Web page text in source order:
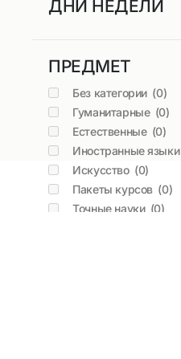
ДНИ НЕДЕЛИ
ПРЕДМЕТ
Без категории (0)
Гуманитарные (0)
Естественные (0)
Иностранные языки
Искусство (0)
Пакеты курсов (0)
Точные науки (0)